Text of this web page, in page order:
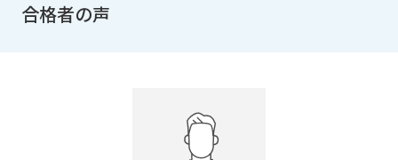
合格者の声